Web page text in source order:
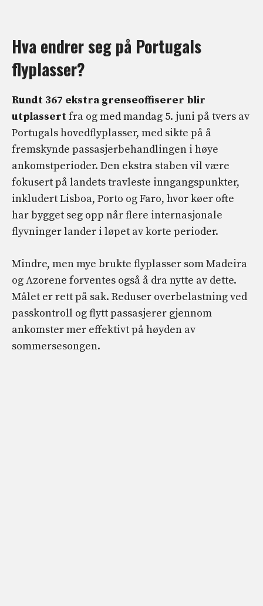
Hva endrer seg på Portugals
flyplasser?
Rundt 367 ekstra grenseoffiserer blir
utplassertfra og med mandag 5. juni på tvers av
Portugals hovedflyplasser, med sikte på å
fremskynde passasjerbehandlingen i høye
ankomstperioder. Den ekstra staben vil være
fokusert på landets travleste inngangspunkter,
inkludert Lisboa, Porto og Faro, hvor køer ofte
har bygget seg opp når flere internasjonale
flyvninger lander i løpet av korte perioder.
Mindre, men mye brukte flyplasser som Madeira
og Azorene forventes også å dra nytte av dette.
Målet er rett på sak. Reduser overbelastning ved
passkontroll og flytt passasjerer gjennom
ankomster mer effektivt på høyden av
sommersesongen.